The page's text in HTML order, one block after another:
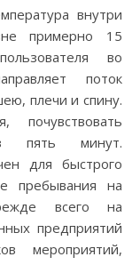
внутри
примерно 15
во
поток
плечи и спину.
почувствовать
пять минут.
для быстрого
пребывания на
всего на
предприятий
мероприятий,